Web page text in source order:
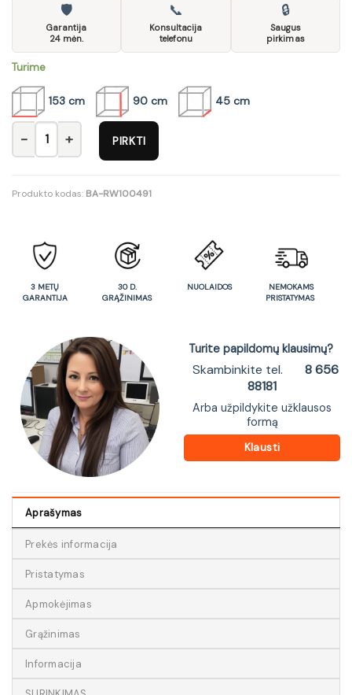
🛡
Garantija
24 mėn.
📞
Konsultacija
telefonu
🔒
Saugus
pirkimas
Turime
153 cm 90 cm 45 cm
produkto kiekis: Komoda Kent
PIRKTI
Produkto kodas: BA-RW100491
3 METŲ
GARANTIJA
30 D.
GRĄŽINIMAS
NUOLAIDOS
NEMOKAMS
PRISTATYMAS
Turite papildomų klausimų?
Skambinkite tel.
8 656
88181
Arba užpildykite užklausos
formą
Klausti
Aprašymas
Prekės informacija
Pristatymas
Apmokėjimas
Grąžinimas
Informacija